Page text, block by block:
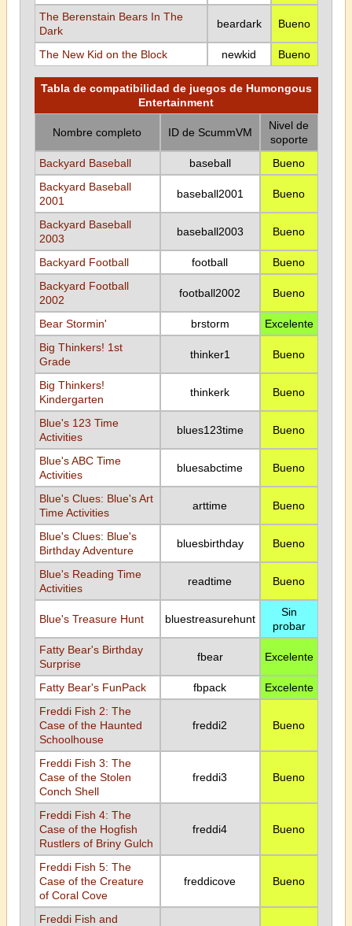
The Berenstain Bears In The
Dark
beardark Bueno
The New Kid on the Block newkid Bueno
Tabla de compatibilidad de juegos de Humongous
Entertainment
Nombre completo ID de ScummVM
Nivel de
soporte
Backyard Baseball
baseball
Bueno
Backyard Baseball
2001
baseball2001 Bueno
Backyard Baseball
2003
baseball2003 Bueno
Backyard Football football
Bueno
Backyard Football
2002
football2002 Bueno
Bear Stormin' brstorm
Excelente
Big Thinkers! 1st
Grade
thinker1 Bueno
Big Thinkers!
Kindergarten
thinkerk Bueno
Blue's 123 Time
Activities
blues123time Bueno
Blue's ABC Time
Activities
bluesabctime Bueno
Blue's Clues: Blue's Art
Time Activities
arttime Bueno
Blue's Clues: Blue's
Birthday Adventure
bluesbirthday Bueno
Blue's Reading Time
Activities
readtime Bueno
Blue's Treasure Hunt bluestreasurehunt
Sin
probar
Fatty Bear's Birthday
Surprise
fbear Excelente
Fatty Bear's FunPack fbpack
Excelente
Freddi Fish 2: The
Case of the Haunted
Schoolhouse
freddi2 Bueno
Freddi Fish 3: The
Case of the Stolen
Conch Shell
freddi3 Bueno
Freddi Fish 4: The
Case of the Hogfish
Rustlers of Briny Gulch
freddi4 Bueno
Freddi Fish 5: The
Case of the Creature
of Coral Cove
freddicove Bueno
Freddi Fish and